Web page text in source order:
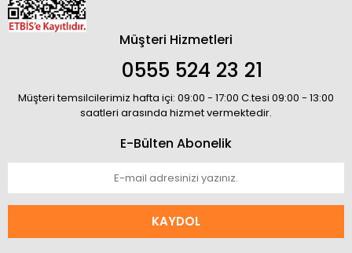
Müşteri Hizmetleri
0555 524 23 21
Müşteri temsilcilerimiz hafta içi: 09:00 - 17:00 C.tesi 09:00 - 13:00
saatleri arasında hizmet vermektedir.
E-Bülten Abonelik
KAYDOL